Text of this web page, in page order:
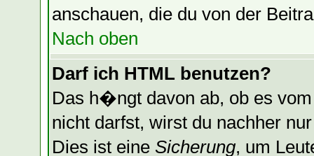
anschauen, die du von der
Nach oben
Darf ich HTML benutzen?
Das h�ngt davon ab, ob es
nicht darfst, wirst du nachher
Dies ist eine Sicherung, um